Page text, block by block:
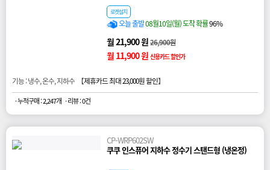
로켓설치
오늘 출발08월10일(월) 도착 확률96%
월 21,900 원26,900원
월 11,900 원 신용카드 할인가
기능 : 냉수, 온수, 지하수 【제휴카드 최대 23,000원 할인】
· 누적구매 : 2,247개 · 리뷰 : 0건
CP-WRP602SW
쿠쿠 인스퓨어 지하수 정수기 스탠드형 (냉온정)